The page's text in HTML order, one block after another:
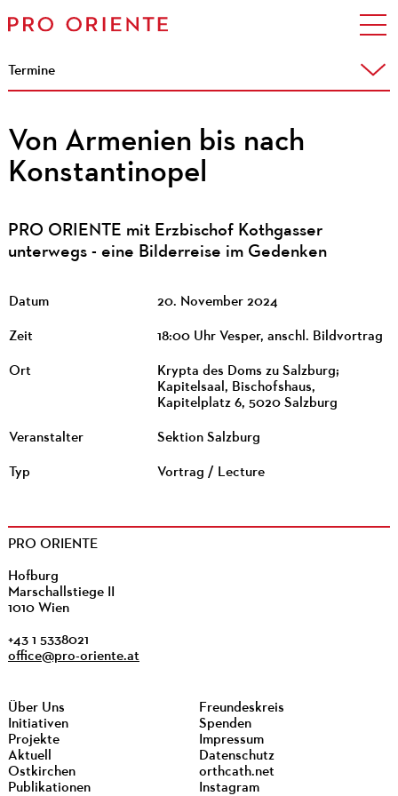
Termine
Von Armenien bis nach
Konstantinopel
PRO ORIENTE mit Erzbischof Kothgasser
unterwegs - eine Bilderreise im Gedenken
Datum 20. November 2024
Zeit 18:00 Uhr Vesper, anschl. Bildvortrag
Ort
Krypta des Doms zu Salzburg;
Kapitelsaal, Bischofshaus,
Kapitelplatz 6, 5020 Salzburg
Veranstalter Sektion Salzburg
Typ Vortrag / Lecture
PRO ORIENTE
Hofburg
Marschallstiege II
1010 Wien
+43 1 5338021
office@pro-oriente.at
Über Uns
Initiativen
Projekte
Aktuell
Ostkirchen
Publikationen
Freundeskreis
Spenden
Impressum
Datenschutz
orthcath.net
Instagram